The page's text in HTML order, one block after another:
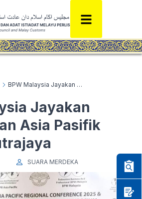
BPW Malaysia Jayakan Persidangan Asia Pasifik 2025 di Putrajaya
Jayakan
Asia Pasifik
SUARA MERDEKA